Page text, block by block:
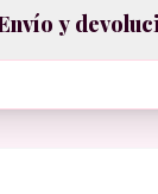
y